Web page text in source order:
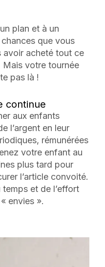
plan et à un
que vous
avoir acheté tout ce
votre tournée
pas là !
continue
aux enfants
l’argent en leur
rémunérées
votre enfant au
plus tard pour
l’article convoité.
et de l’effort
envies ».